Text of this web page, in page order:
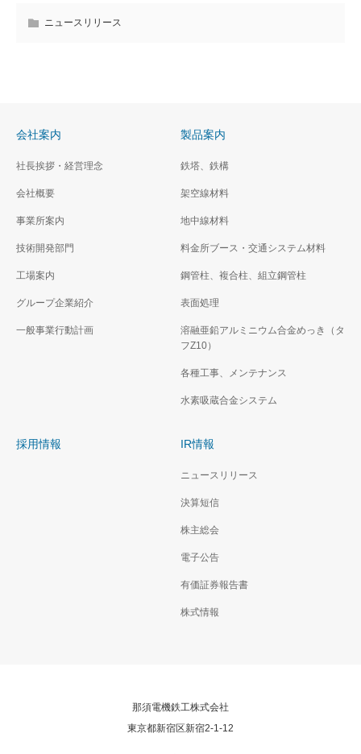
ニュースリリース
会社案内
社長挨拶・経営理念
会社概要
事業所案内
技術開発部門
工場案内
グループ企業紹介
一般事業行動計画
製品案内
鉄塔、鉄構
架空線材料
地中線材料
料金所ブース・交通システム材料
鋼管柱、複合柱、組立鋼管柱
表面処理
溶融亜鉛アルミニウム合金めっき（タ
フZ10）
各種工事、メンテナンス
水素吸蔵合金システム
採用情報 IR情報
ニュースリリース
決算短信
株主総会
電子公告
有価証券報告書
株式情報
那須電機鉄工株式会社
東京都新宿区新宿2-1-12